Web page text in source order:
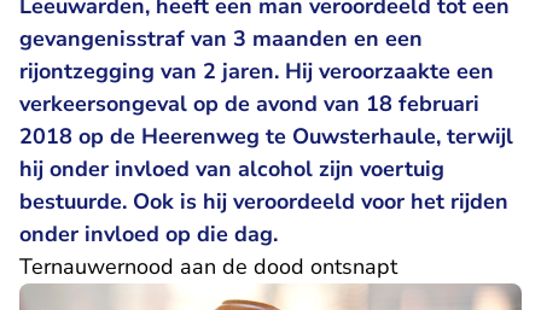
Leeuwarden, heeft een man veroordeeld tot een
gevangenisstraf van 3 maanden en een
rijontzegging van 2 jaren. Hij veroorzaakte een
verkeersongeval op de avond van 18 februari
2018 op de Heerenweg te Ouwsterhaule, terwijl
hij onder invloed van alcohol zijn voertuig
bestuurde. Ook is hij veroordeeld voor het rijden
onder invloed op die dag.
Ternauwernood aan de dood ontsnapt